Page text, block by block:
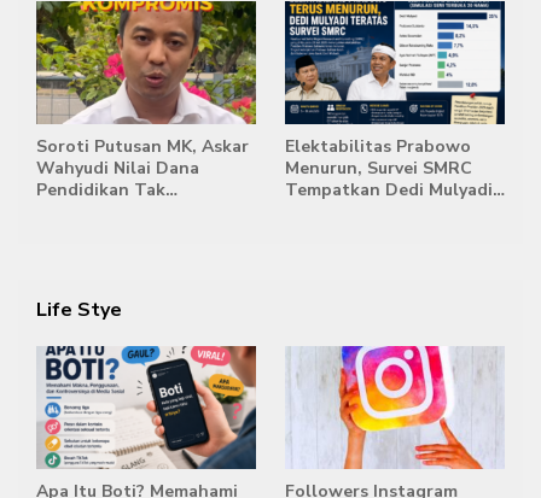
Kemandirian Siswa
Stockpile Batu Bara Masih
Mengepung Candi Muaro
Jambi
Soroti Putusan MK, Askar
Wahyudi Nilai Dana
Pendidikan Tak
Elektabilitas Prabowo
Menurun, Survei SMRC
Tempatkan Dedi Mulyadi
Life Stye
Apa Itu Boti? Memahami
Followers Instagram